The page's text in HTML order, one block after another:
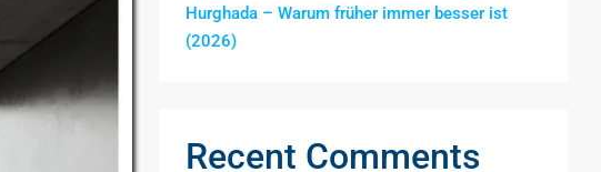
Hurghada – Warum früher immer besser ist
(2026)
Recent Comments